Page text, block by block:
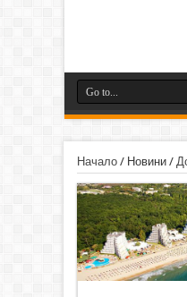
Начало/ Новини/